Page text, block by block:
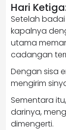
Hari
Setelah
kapalnya
utama
cadangan
Dengan sisa
mengirim
Sementara
darinya,
dimengerti.